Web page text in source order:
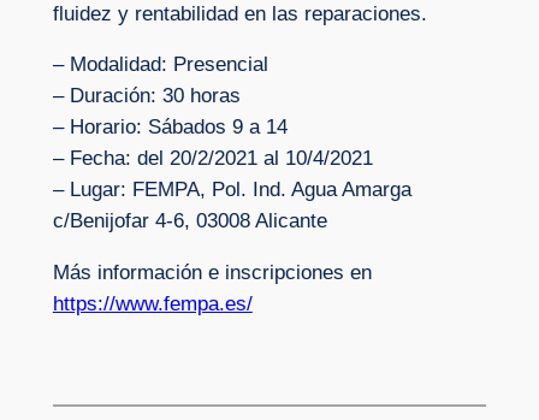
fluidez y rentabilidad en las reparaciones.
– Modalidad: Presencial
– Duración: 30 horas
– Horario: Sábados 9 a 14
– Fecha: del 20/2/2021 al 10/4/2021
– Lugar: FEMPA, Pol. Ind. Agua Amarga
c/Benijofar 4-6, 03008 Alicante
Más información e inscripciones en
https://www.fempa.es/